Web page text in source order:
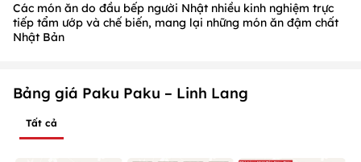
Các món ăn do đầu bếp người Nhật nhiều kinh nghiệm trực
tiếp tẩm ướp và chế biến, mang lại những món ăn đậm chất
Nhật Bản
Bảng giá Paku Paku – Linh Lang
Tất cả